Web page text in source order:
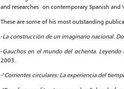
and researches on contemporary Spanish and
These are some of his most outstanding
-La construcción de un imaginario nacional.
-Gauchos en el mundo del ochenta. Leyendo
2003.
-"Corrientes circulares: La experiencia del